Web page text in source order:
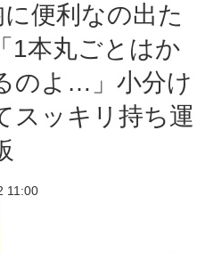
便利なの出た
1本丸ごとはか
のよ…」小分け
スッキリ持ち運
11:00